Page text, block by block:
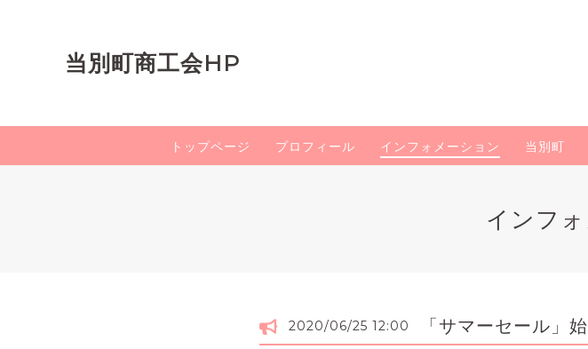
当別町商工会HP
トップページ プロフィール インフォメーション 当別町
インフ
2020/06/25 12:00 「サマーセール」